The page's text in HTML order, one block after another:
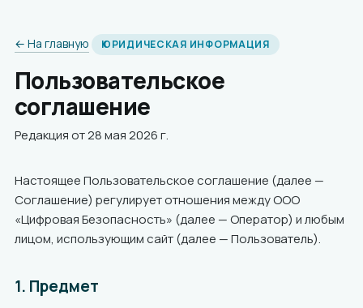
← На главную ЮРИДИЧЕСКАЯ ИНФОРМАЦИЯ
Пользовательское
соглашение
Редакция от 28 мая 2026 г.
Настоящее Пользовательское соглашение (далее —
Соглашение) регулирует отношения между ООО
«Цифровая Безопасность» (далее — Оператор) и любым
лицом, использующим сайт (далее — Пользователь).
1. Предмет